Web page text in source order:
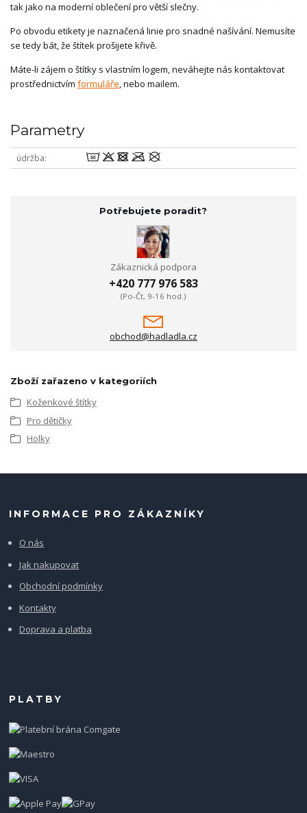
tak jako na moderní oblečení pro větší slečny.
Po obvodu etikety je naznačená linie pro snadné našívání. Nemusíte
se tedy bát, že štítek prošijete křivě.
Máte-li zájem o štítky s vlastním logem, neváhejte nás kontaktovat
prostřednictvím formuláře, nebo mailem.
Parametry
údržba wodmU
Potřebujete poradit?
Zákaznická podpora
+420 777 976 583
(Po-Čt, 9-16 hod.)
obchod@hadladla.cz
Zboží zařazeno v kategoriích
Koženkové štítky
Pro dětičky
Holky
INFORMACE PRO ZÁKAZNÍKY
O nás
Jak nakupovat
Obchodní podmínky
Kontakty
Doprava a platba
PLATBY